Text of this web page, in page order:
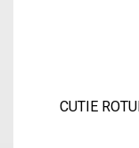
CUTIE